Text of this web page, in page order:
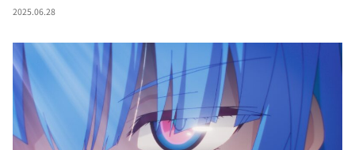
これ余談なんですけど・・・
て真剣です
探偵！ナイトスクープ
news おかえり
河合＆A.B.C-Z塚田×福井アナ「なんでやねん！？」
（news おかえり）
2025.06.28